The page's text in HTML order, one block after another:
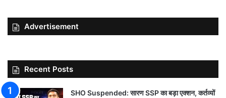
Advertisement
Recent Posts
SHO Suspended: सारण SSP का बड़ा एक्शन, कर्तव्यों